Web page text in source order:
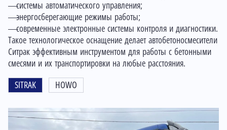
системы автоматического управления;
энергосберегающие режимы работы;
современные электронные системы контроля и диагностики.
Такое технологическое оснащение делает автобетоносмесители
Ситрак эффективным инструментом для работы с бетонными
смесями и их транспортировки на любые расстояния.
SITRAK HOWO